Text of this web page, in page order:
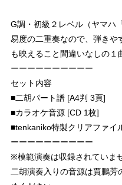
G調・初級２レベル（ヤマハ
易度の二重奏なので、弾きや
も映えること間違いなしの１
ーーーーーーーーーー
セット内容
■二胡パート譜 [A4判 3頁]
■カラオケ音源 [CD 1枚]
■tenkaniko特製クリアファイ
ーーーーーーーーーー
※模範演奏は収録されていま
二胡演奏入りの音源は賈鵬